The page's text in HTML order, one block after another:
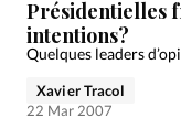
Présidentielles
intentions?
Quelques leaders
Xavier Tracol
22 Mar 2007